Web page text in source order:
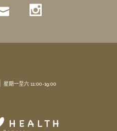
星期一至六 11:00-19:00